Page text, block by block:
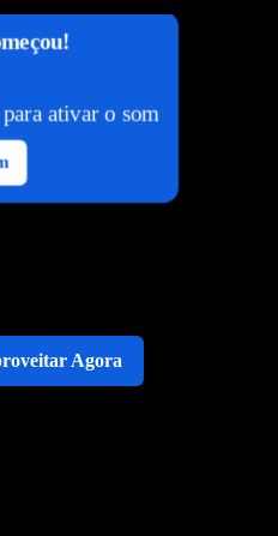
ativar o som
Agora